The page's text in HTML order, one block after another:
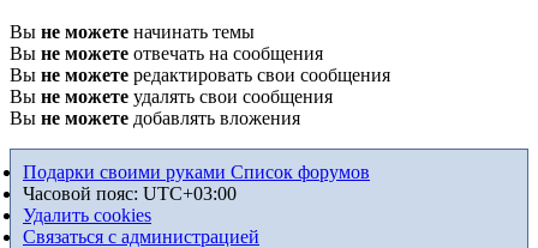
Вы не можете начинать темы
Вы не можете отвечать на сообщения
Вы не можете редактировать свои сообщения
Вы не можете удалять свои сообщения
Вы не можете добавлять вложения
Подарки своими руками Список форумов
Часовой пояс: UTC+03:00
Удалить cookies
Связаться с администрацией